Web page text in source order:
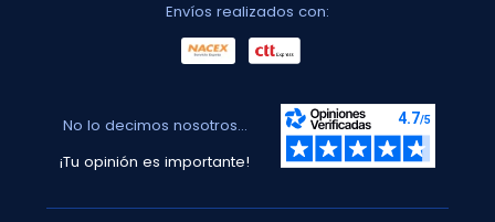
Envíos realizados con:
No lo decimos nosotros...
¡Tu opinión es importante!